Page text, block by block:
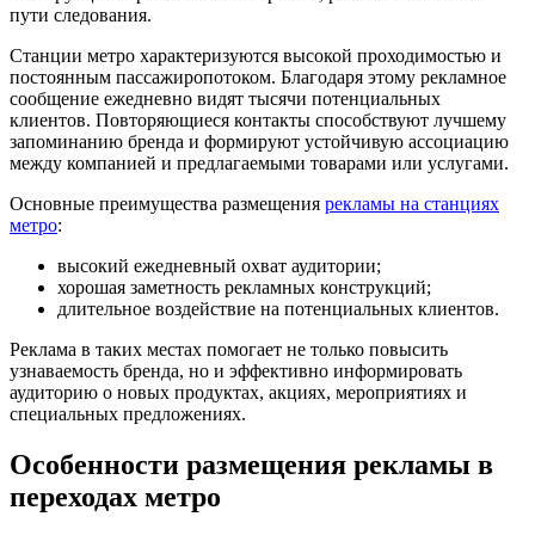
пути следования.
Станции метро характеризуются высокой проходимостью и
постоянным пассажиропотоком. Благодаря этому рекламное
сообщение ежедневно видят тысячи потенциальных
клиентов. Повторяющиеся контакты способствуют лучшему
запоминанию бренда и формируют устойчивую ассоциацию
между компанией и предлагаемыми товарами или услугами.
Основные преимущества размещения рекламы на станциях
метро:
высокий ежедневный охват аудитории;
хорошая заметность рекламных конструкций;
длительное воздействие на потенциальных клиентов.
Реклама в таких местах помогает не только повысить
узнаваемость бренда, но и эффективно информировать
аудиторию о новых продуктах, акциях, мероприятиях и
специальных предложениях.
Особенности размещения рекламы в
переходах метро